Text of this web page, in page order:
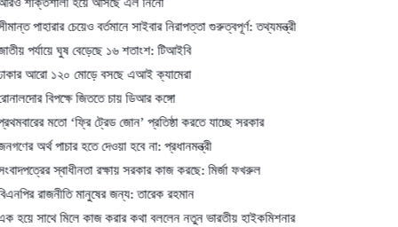
চেয়েও বর্তমানে সাইবার নিরাপত্তা গুরুত্বপূর্ণ: তথ্যমন্ত্রী
ঘুষ বেড়েছে ১৬ শতাংশ: টিআইবি
১২০ মোড়ে বসছে এআই ক্যামেরা
জিততে চায় ডিআর কঙ্গো
‘ফ্রি ট্রেড জোন’ প্রতিষ্ঠা করতে যাচ্ছে সরকার
হতে দেওয়া হবে না: প্রধানমন্ত্রী
স্বাধীনতা রক্ষায় সরকার কাজ করছে: মির্জা ফখরুল
মানুষের জন্য: তারেক রহমান
মিলে কাজ করার কথা বললেন নতুন ভারতীয় হাইকমিশনার